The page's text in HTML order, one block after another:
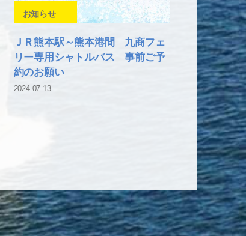
お知らせ
ＪＲ熊本駅～熊本港間 九商フェ
リー専用シャトルバス 事前ご予
約のお願い
2024.07.13